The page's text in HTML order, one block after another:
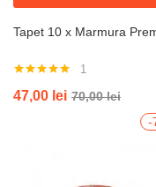
5.00din 5
1
47,00 lei 70,00lei
-